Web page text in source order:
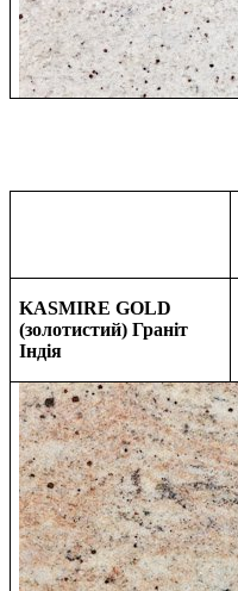
KASMIRE GOLD
(золотистий) Граніт
Індія